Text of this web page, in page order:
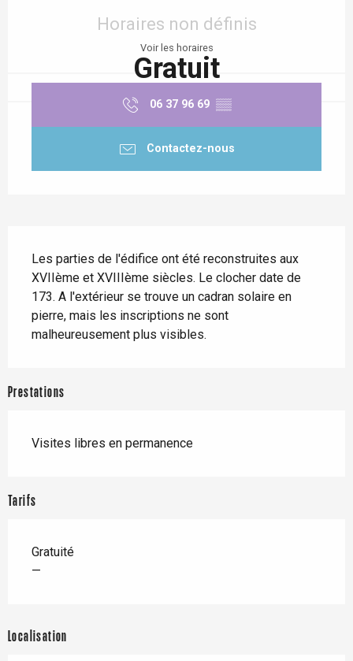
Horaires non définis
Voir les horaires
Gratuit
06 37 96 69 ▒▒
Contactez-nous
Les parties de l'édifice ont été reconstruites aux
XVIIème et XVIIIème siècles. Le clocher date de
173. A l'extérieur se trouve un cadran solaire en
pierre, mais les inscriptions ne sont
malheureusement plus visibles.
Prestations
Visites libres en permanence
Tarifs
Gratuité
—
Localisation